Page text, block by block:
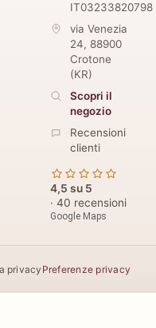
IT03233820798
via Venezia
24, 88900
Crotone
(KR)
Scopri il
negozio
Recensioni
clienti
4,5 su 5
· 40 recensioni
Google Maps
privacy Preferenze privacy